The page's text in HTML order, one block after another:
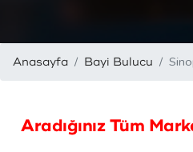
Anasayfa Bayi Bulucu
Aradığınız Tüm